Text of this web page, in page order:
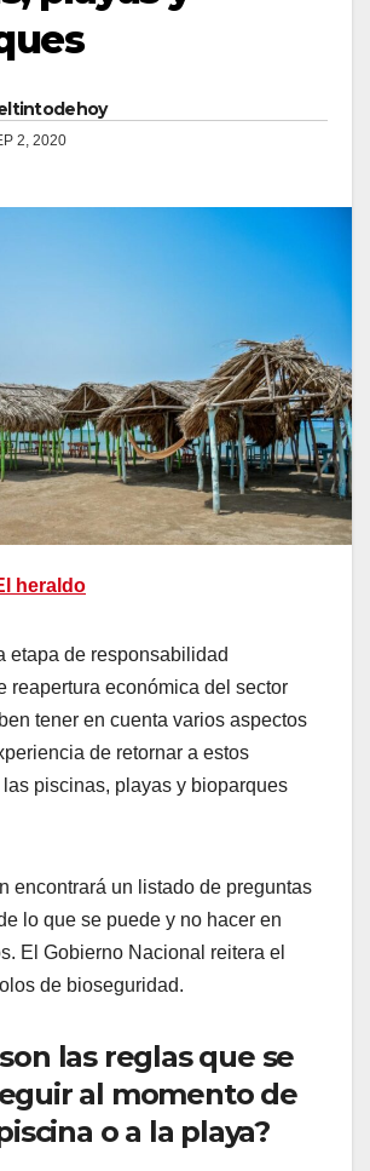
2, 2020
heraldo
etapa de responsabilidad
reapertura económica del sector
tener en cuenta varios aspectos
de retornar a estos
las piscinas, playas y bioparques
encontrará un listado de preguntas
lo que se puede y no hacer en
El Gobierno Nacional reitera el
de bioseguridad.
las reglas que se
al momento de
o a la playa?